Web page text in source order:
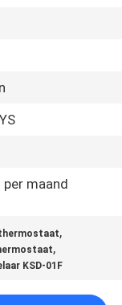
per maand
,
,
KSD-01F